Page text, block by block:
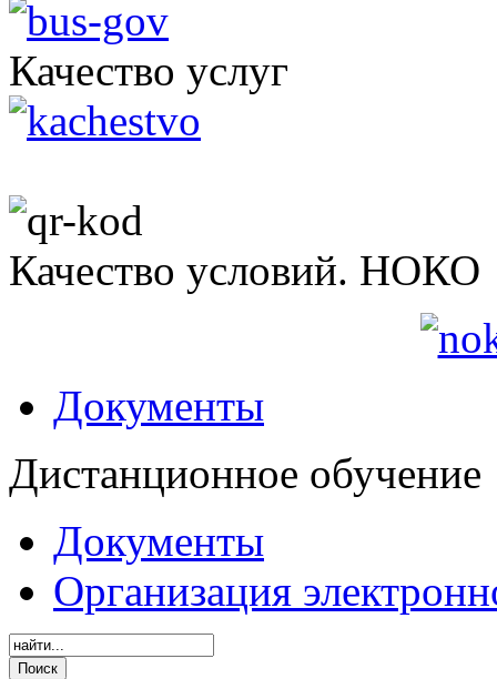
Качество услуг
Качество условий. НОКО
Документы
Дистанционное обучение
Документы
Организация